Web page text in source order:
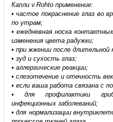
Капли v.Rohto применение:
• частое покраснение глаз во
по утрам;
• ежедневная носка
изменения цвета радужки;
• при жжении после длительной
• зуд и сухость глаз;
• аллергические реакции;
• слезотечение и отечность
• если ваша работа связана с
• для профилактики
инфекционных заболеваний;
• для нормализации